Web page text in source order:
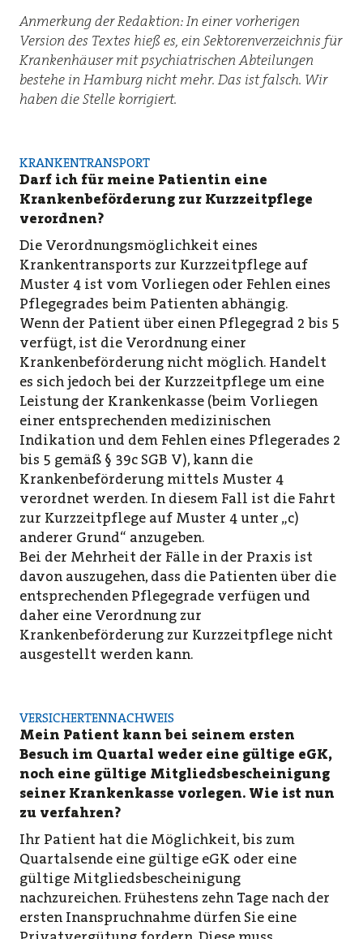
Anmerkung der Redaktion: In einer vorherigen
Version des Textes hieß es, ein Sektorenverzeichnis für
Krankenhäuser mit psychiatrischen Abteilungen
bestehe in Hamburg nicht mehr. Das ist falsch. Wir
haben die Stelle korrigiert.
KRANKENTRANSPORT
Darf ich für meine Patientin eine
Krankenbeförderung zur Kurzzeitpflege
verordnen?
Die Verordnungsmöglichkeit eines
Krankentransports zur Kurzzeitpflege auf
Muster 4 ist vom Vorliegen oder Fehlen eines
Pflegegrades beim Patienten abhängig.
Wenn der Patient über einen Pflegegrad 2 bis 5
verfügt, ist die Verordnung einer
Krankenbeförderung nicht möglich. Handelt
es sich jedoch bei der Kurzzeitpflege um eine
Leistung der Krankenkasse (beim Vorliegen
einer entsprechenden medizinischen
Indikation und dem Fehlen eines Pflegerades 2
bis 5 gemäß § 39c SGB V), kann die
Krankenbeförderung mittels Muster 4
verordnet werden. In diesem Fall ist die Fahrt
zur Kurzzeitpflege auf Muster 4 unter „c)
anderer Grund“ anzugeben.
Bei der Mehrheit der Fälle in der Praxis ist
davon auszugehen, dass die Patienten über die
entsprechenden Pflegegrade verfügen und
daher eine Verordnung zur
Krankenbeförderung zur Kurzzeitpflege nicht
ausgestellt werden kann.
VERSICHERTENNACHWEIS
Mein Patient kann bei seinem ersten
Besuch im Quartal weder eine gültige eGK,
noch eine gültige Mitgliedsbescheinigung
seiner Krankenkasse vorlegen. Wie ist nun
zu verfahren?
Ihr Patient hat die Möglichkeit, bis zum
Quartalsende eine gültige eGK oder eine
gültige Mitgliedsbescheinigung
nachzureichen. Frühestens zehn Tage nach der
ersten Inanspruchnahme dürfen Sie eine